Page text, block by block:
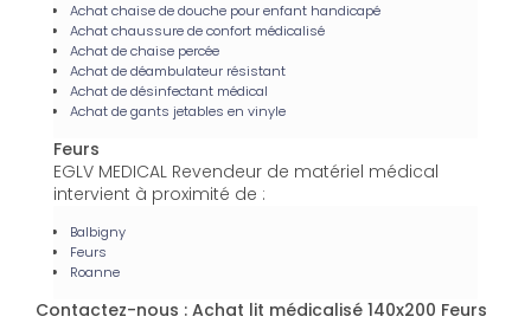
Achat chaise de douche pour enfant handicapé
Achat chaussure de confort médicalisé
Achat de chaise percée
Achat de déambulateur résistant
Achat de désinfectant médical
Achat de gants jetables en vinyle
Feurs
EGLV MEDICAL Revendeur de matériel médical
intervient à proximité de :
Balbigny
Feurs
Roanne
Contactez-nous : Achat lit médicalisé 140x200 Feurs